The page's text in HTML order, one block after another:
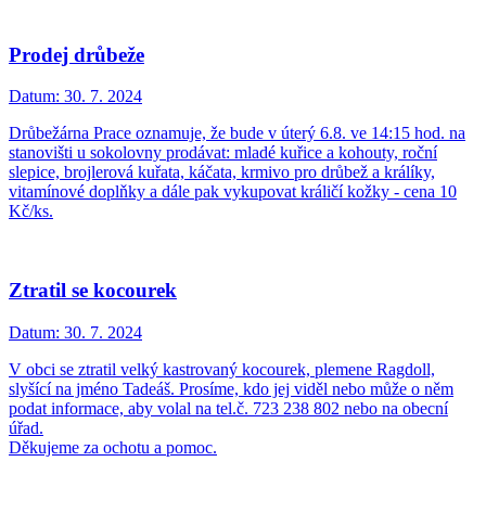
Prodej drůbeže
Datum: 30. 7. 2024
Drůbežárna Prace oznamuje, že bude v úterý 6.8. ve 14:15 hod. na
stanovišti u sokolovny prodávat: mladé kuřice a kohouty, roční
slepice, brojlerová kuřata, káčata, krmivo pro drůbež a králíky,
vitamínové doplňky a dále pak vykupovat králičí kožky - cena 10
Kč/ks.
Ztratil se kocourek
Datum: 30. 7. 2024
V obci se ztratil velký kastrovaný kocourek, plemene Ragdoll,
slyšící na jméno Tadeáš. Prosíme, kdo jej viděl nebo může o něm
podat informace, aby volal na tel.č. 723 238 802 nebo na obecní
úřad.
Děkujeme za ochotu a pomoc.